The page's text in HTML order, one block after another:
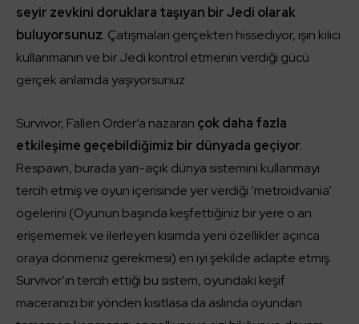
seyir zevkini doruklara taşıyan bir Jedi olarak
buluyorsunuz. Çatışmaları gerçekten hissediyor, ışın kılıcı
kullanmanın ve bir Jedi kontrol etmenin verdiği gücü
gerçek anlamda yaşıyorsunuz.
Survivor, Fallen Order’a nazaran çok daha fazla
etkileşime geçebildiğimiz bir dünyada geçiyor.
Respawn, burada yarı-açık dünya sistemini kullanmayı
tercih etmiş ve oyun içerisinde yer verdiği ‘metroidvania’
ögelerini (Oyunun başında keşfettiğiniz bir yere o an
erişememek ve ilerleyen kısımda yeni özellikler açınca
oraya dönmeniz gerekmesi) en iyi şekilde adapte etmiş.
Survivor’ın tercih ettiği bu sistem, oyundaki keşif
maceranızı bir yönden kısıtlasa da aslında oyundan